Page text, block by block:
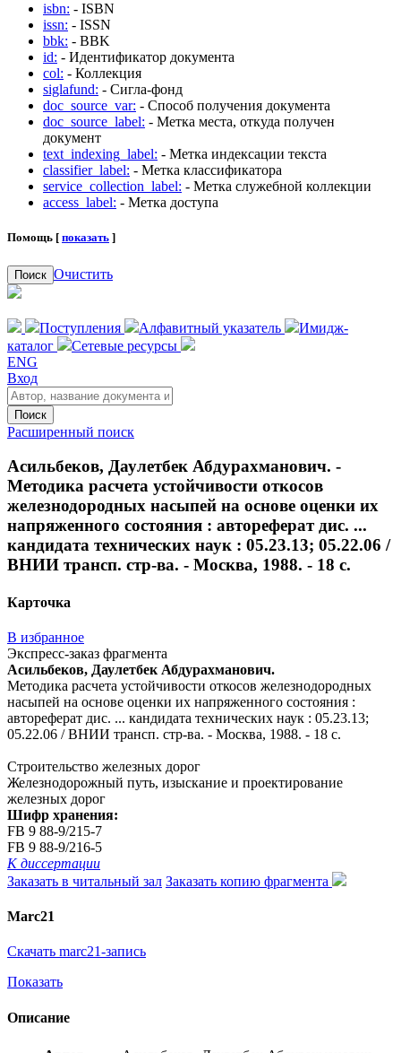
isbn: - ISBN
issn: - ISSN
bbk: - BBK
id: - Идентификатор документа
col: - Коллекция
siglafund: - Сигла-фонд
doc_source_var: - Способ получения документа
doc_source_label: - Метка места, откуда получен
документ
text_indexing_label: - Метка индексации текста
classifier_label: - Метка классификатора
service_collection_label: - Метка служебной коллекции
access_label: - Метка доступа
Помощь [ показать ]
Поиск Очистить
Поступления Алфавитный указатель
Имидж-
каталог
Сетевые ресурсы
ENG
Вход
Поиск
Расширенный поиск
Асильбеков, Даулетбек Абдурахманович. -
Методика расчета устойчивости откосов
железнодородных насыпей на основе оценки их
напряженного состояния : автореферат дис. ...
кандидата технических наук : 05.23.13; 05.22.06 /
ВНИИ трансп. стр-ва. - Москва, 1988. - 18 с.
Карточка
В избранное
Экспресс-заказ фрагмента
Асильбеков, Даулетбек Абдурахманович.
Методика расчета устойчивости откосов железнодородных
насыпей на основе оценки их напряженного состояния :
автореферат дис. ... кандидата технических наук : 05.23.13;
05.22.06 / ВНИИ трансп. стр-ва. - Москва, 1988. - 18 с.
Строительство железных дорог
Железнодорожный путь, изыскание и проектирование
железных дорог
Шифр хранения:
FB 9 88-9/215-7
FB 9 88-9/216-5
К диссертации
Заказать в читальный зал Заказать копию фрагмента
Marc21
Скачать marc21-запись
Показать
Описание